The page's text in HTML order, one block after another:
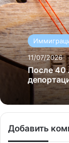
11/07/2026
После 40
Добавить